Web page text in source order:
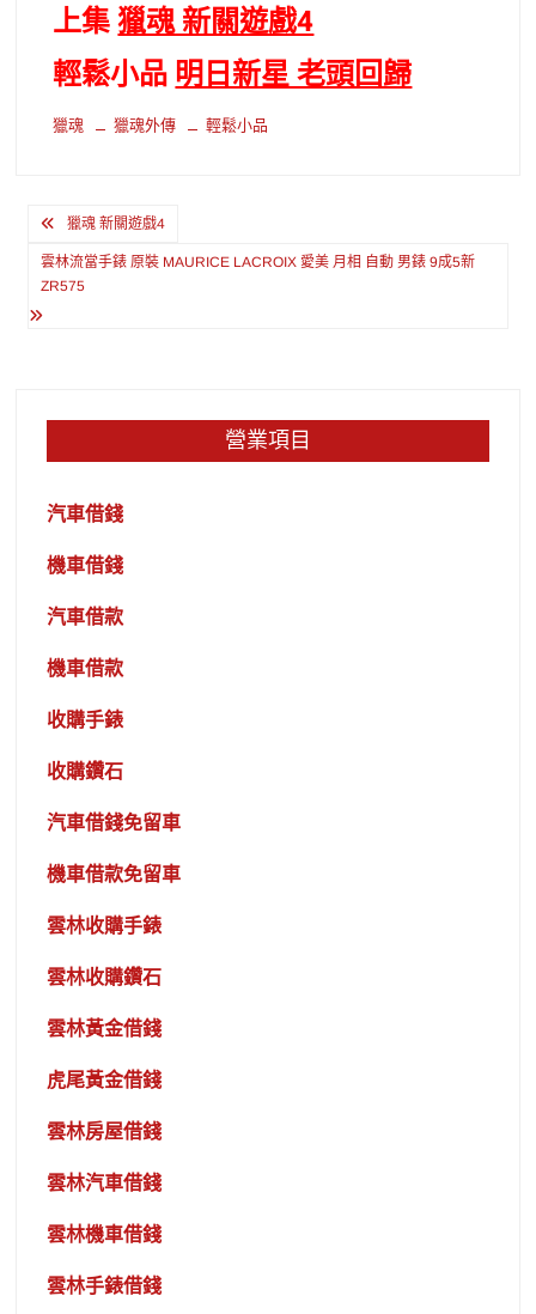
上集獵魂 新關遊戲4
輕鬆小品明日新星 老頭回歸
獵魂 獵魂外傳 輕鬆小品
文
章
導
獵魂 新關遊戲4
雲林流當手錶 原裝 MAURICE LACROIX 愛美 月相 自動 男錶 9成5新
ZR575
營業項目
汽車借錢
機車借錢
汽車借款
機車借款
收購手錶
收購鑽石
汽車借錢免留車
機車借款免留車
雲林收購手錶
雲林收購鑽石
雲林黃金借錢
虎尾黃金借錢
雲林房屋借錢
雲林汽車借錢
雲林機車借錢
雲林手錶借錢